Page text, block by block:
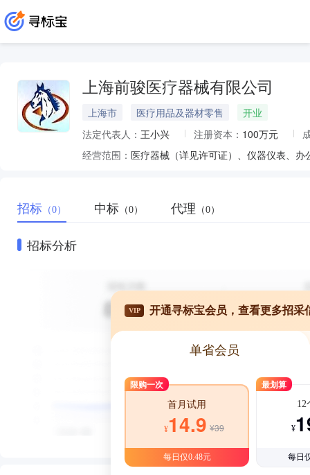
上海前骏医疗器械有限公司
上海市 医疗用品及器材零售
开业
法定代表人： 王小兴 注册资本： 100万元
经营范围：
招标 （0） 中标 （0） 代理 （0）
招标分析
VIP 开通寻标宝会员，查看更多招采
单省会员
限购一次
首月试用
¥14.9 ¥39
每日仅0.48元
最划算
12
¥
每日